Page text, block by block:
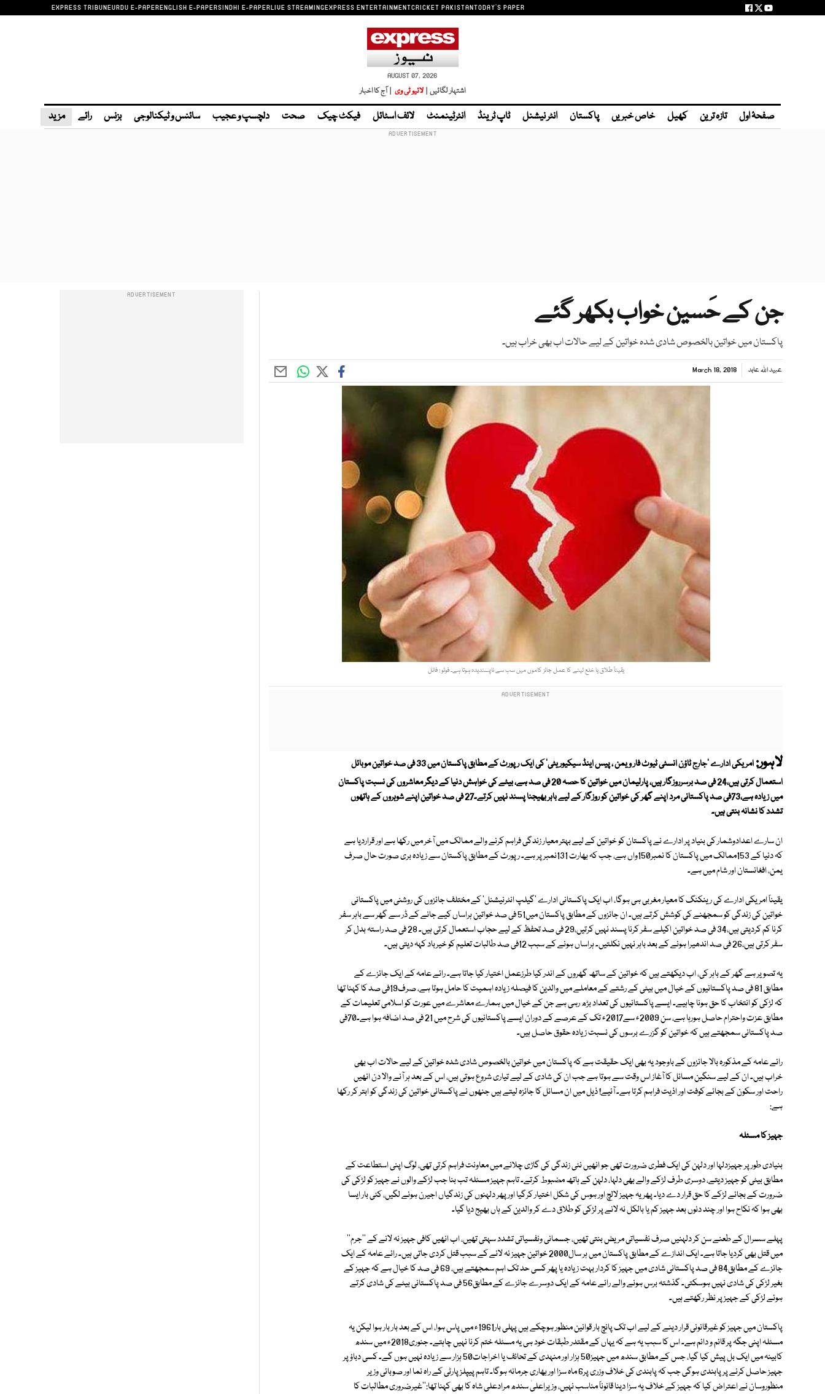
EXPRESS TRIBUNEURDU E-PAPERENGLISH E-PAPERSINDHI E-PAPERLIVE STREAMINGEXPRESS ENTERTAINMENTCRICKET PAKISTANTODAY'S PAPER
AUGUST 07, 2026
اشتہار لگائیں | لائیو ٹی وی | آج کا اخبار
صفحۂ اول تازہ ترین کھیل خاص خبریں پاکستان انٹر نیشنل ٹاپ ٹرینڈ انٹرٹینمنٹ لائف اسٹائل فیکٹ چیک صحت دلچسپ و عجیب سائنس و ٹیکنالوجی بزنس رائے مزید
جن کے حَسین خواب بکھر گئے
پاکستان میں خواتین بالخصوص شادی شدہ خواتین کے لیے حالات اب بھی خراب ہیں۔
عبید اللہ عابد March 18, 2018
یقیناً طلاق یا خلع لینے کا عمل جائز کاموں میں سب سے ناپسندیدہ ہوتا ہے۔ فوٹو : فائل
لاہور:
امریکی ادارے 'جارج ٹاؤن انسٹی ٹیوٹ فار ویمن ، پیس اینڈ سیکیوریٹی' کی ایک رپورٹ کے مطابق پاکستان میں 33 فی صد خواتین موبائل
استعمال کرتی ہیں،24 فی صد برسرروزگار ہیں، پارلیمان میں خواتین کا حصہ 20 فی صد ہے، بیٹے کی خواہش دنیا کے دیگر معاشروں کی نسبت پاکستان
میں زیادہ ہے،73فی صد پاکستانی مرد اپنے گھر کی خواتین کو روزگار کے لیے باہر بھیجنا پسند نہیں کرتے۔27 فی صد خواتین اپنے شوہروں کے ہاتھوں
تشدد کا نشانہ بنتی ہیں۔
ان سارے اعدادوشمار کی بنیاد پر ادارے نے پاکستان کو خواتین کے لیے بہتر معیار زندگی فراہم کرنے والے ممالک میں آخر میں رکھا ہے اور قراردیا ہے
کہ دنیا کے 153ممالک میں پاکستان کا نمبر150واں ہے، جب کہ بھارت 131نمبر پر ہے۔ رپورٹ کے مطابق پاکستان سے زیادہ بری صورت حال صرف
یمن، افغانستان اور شام میں ہے۔
یقیناً امریکی ادارے کی رینکنگ کا معیار مغربی ہی ہوگا، اب ایک پاکستانی ادارے 'گیلپ انٹرنیشنل' کے مختلف جائزوں کی روشنی میں پاکستانی
خواتین کی زندگی کو سمجھنے کی کوشش کرتے ہیں۔ ان جائزوں کے مطابق پاکستان میں51 فی صد خواتین ہراساں کیے جانے کے ڈر سے گھر سے باہر سفر
کرنا کم کردیتی ہیں،34 فی صد خواتین اکیلے سفر کرنا پسند نہیں کرتیں،29 فی صد تحفظ کے لیے حجاب استعمال کرتی ہیں۔ 28 فی صد راستہ بدل کر
سفر کرتی ہیں،26 فی صد اندھیرا ہونے کے بعد باہر نہیں نکلتیں۔ ہراساں ہونے کے سبب 12فی صد طالبات تعلیم کو خیرباد کہہ دیتی ہیں۔
یہ تصویر ہے گھر کے باہر کی، اب دیکھتے ہیں کہ خواتین کے ساتھ گھروں کے اندر کیا طرزعمل اختیار کیا جاتا ہے۔ رائے عامہ کے ایک جائزے کے
مطابق 81 فی صد پاکستانیوں کے خیال میں بیٹی کے رشتے کے معاملے میں والدین کا فیصلہ زیادہ اہمیت کا حامل ہوتا ہے، صرف19فی صد کا کہنا تھا
کہ لڑکی کو انتخاب کا حق ہونا چاہیے۔ ایسے پاکستانیوں کی تعداد بڑھ رہی ہے جن کے خیال میں ہمارے معاشرے میں عورت کو اسلامی تعلیمات کے
مطابق عزت واحترام حاصل ہورہا ہے، سن 2009ء سے2017ء تک کے عرصے کے دوران ایسے پاکستانیوں کی شرح میں 21 فی صد اضافہ ہوا ہے۔70فی
صد پاکستانی سمجھتے ہیں کہ خواتین کو گزرے برسوں کی نسبت زیادہ حقوق حاصل ہیں۔
رائے عامہ کے مذکورہ بالا جائزوں کے باوجود یہ بھی ایک حقیقت ہے کہ پاکستان میں خواتین بالخصوص شادی شدہ خواتین کے لیے حالات اب بھی
خراب ہیں۔ ان کے لیے سنگین مسائل کا آغاز اس وقت سے ہوتا ہے جب ان کی شادی کے لیے تیاری شروع ہوتی ہیں، اس کے بعد ہر آنے والا دن انھیں
راحت اور سکون کے بجائے کوفت اور اذیت فراہم کرتا ہے۔ آئیے! ذیل میں ان مسائل کا جائزہ لیتے ہیں جنھوں نے پاکستانی خواتین کی زندگی کو ابتر کر رکھا
ہے:
جہیز کا مسئلہ
بنیادی طور پر جہیزدلہا اور دلہن کی ایک فطری ضرورت تھی جو انھیں نئی زندگی کی گاڑی چلانے میں معاونت فراہم کرتی تھی، لوگ اپنی استطاعت کے
مطابق بیٹی کو جہیز دیتے، دوسری طرف لڑکے والے بھی دلہا، دلہن کے ہاتھ مضبوط کرتے۔ تاہم جہیز مسئلہ تب بنا جب لڑکے والوں نے جہیز کو لڑکی کی
ضرورت کے بجائے لڑکے کا حق قرار دے دیا۔ پھر یہ جہیز لالچ اور ہوس کی شکل اختیار کرگیا اور پھر دلہنوں کی زندگیاں اجیرن ہونے لگیں، کئی بار ایسا
بھی ہوا کہ نکاح ہوا اور چند دنوں بعد جہیز کم یا بالکل نہ لانے پر لڑکی کو طلاق دے کر والدین کے ہاں بھیج دیا گیا۔
پہلے سسرال کے طعنے سن کر دلہنیں صرف نفسیاتی مریض بنتی تھیں، جسمانی ونفسیاتی تشدد سہتی تھیں، اب انھیں کافی جہیز نہ لانے کے ''جرم''
میں قتل بھی کردیا جاتا ہے۔ ایک اندازے کے مطابق پاکستان میں ہر سال2000 خواتین جہیز نہ لانے کے سبب قتل کردی جاتی ہیں۔ رائے عامہ کے ایک
جائزے کے مطابق84 فی صد پاکستانی شادی میں جہیز کا کردار بہت زیادہ یا پھر کسی حد تک اہم سمجھتے ہیں، 69 فی صد کا خیال ہے کہ جہیز کے
بغیر لڑکی کی شادی نہیں ہوسکتی۔ گذشتہ برس ہونے والے رائے عامہ کے ایک دوسرے جائزے کے مطابق56 فی صد پاکستانی بیٹے کی شادی کرتے
ہوئے لڑکی کے جہیز پر نظر رکھتے ہیں۔
پاکستان میں جہیز کو غیرقانونی قرار دینے کے لیے اب تک پانچ بار قوانین منظور ہوچکے ہیں پہلی بار1961ء میں پاس ہوا، اس کے بعد بار بار ہوا لیکن یہ
مسئلہ اپنی جگہ پر قائم و دائم ہے۔ اس کا سبب یہ ہے کہ یہاں کے مقتدر طبقات خود ہی یہ مسئلہ ختم کرنا نہیں چاہتے۔ جنوری2018ء میں سندھ
کابینہ میں ایک بل پیش کیا گیا، جس کے مطابق سندھ میں جہیز50 ہزار اور منہدی کے تحائف یا اخراجات50 ہزار سے زیادہ نہیں ہوں گے۔ کسی دباؤ پر
جہیز حاصل کرنے پر پابندی ہوگی جب کہ پابندی کی خلاف وزری پر6 ماہ سزا اور بھاری جرمانہ ہوگا۔ تاہم پیپلزپارٹی کے راہ نما اور صوبائی وزیر
منظوروسان نے اعتراض کیا کہ جہیز کے خلاف یہ سزا دینا قانوناً مناسب نہیں، وزیراعلیٰ سندھ مرادعلی شاہ کا بھی کہنا تھا:''غیرضروری مطالبات کا